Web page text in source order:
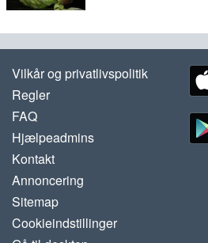
Vilkår og privatlivspolitik
Regler
FAQ
Hjælpeadmins
Kontakt
Annoncering
Sitemap
Cookieindstillinger